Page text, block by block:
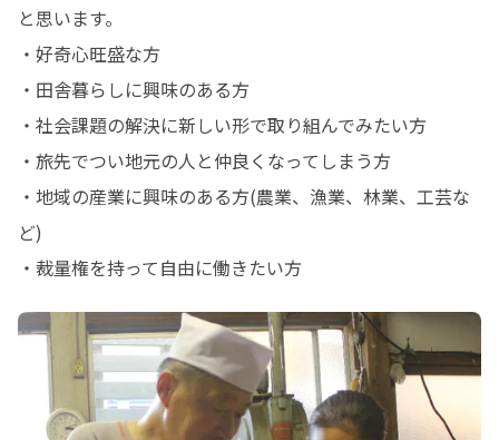
と思います。
・好奇心旺盛な方
・田舎暮らしに興味のある方
・社会課題の解決に新しい形で取り組んでみたい方
・旅先でつい地元の人と仲良くなってしまう方
・地域の産業に興味のある方(農業、漁業、林業、工芸な
ど)
・裁量権を持って自由に働きたい方